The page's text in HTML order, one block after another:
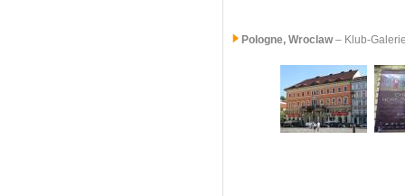
Pologne, Wroclaw– Klub-